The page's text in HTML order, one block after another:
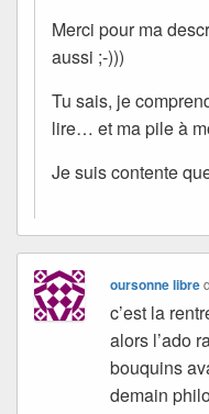
Merci pour ma
aussi ;-)))
Tu sais, je
lire… et ma pile à
Je suis contente
oursonne libre
c’est la
alors l’ado
bouquins
demain